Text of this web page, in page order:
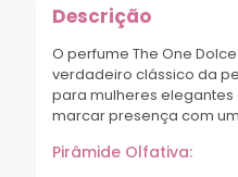
Descrição
O perfume The One
verdadeiro clássico da
para mulheres
marcar presença com
Pirâmide Olfativa: